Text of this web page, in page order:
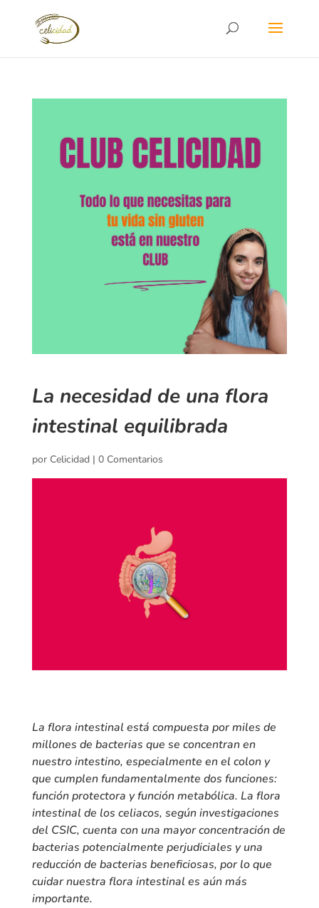
La necesidad de una flora
intestinal equilibrada
por Celicidad| 0 Comentarios
La flora intestinal está compuesta por miles de
millones de bacterias que se concentran en
nuestro intestino, especialmente en el colon y
que cumplen fundamentalmente dos funciones:
función protectora y función metabólica. La flora
intestinal de los celiacos, según investigaciones
del CSIC, cuenta con una mayor concentración de
bacterias potencialmente perjudiciales y una
reducción de bacterias beneficiosas, por lo que
cuidar nuestra flora intestinal es aún más
importante.